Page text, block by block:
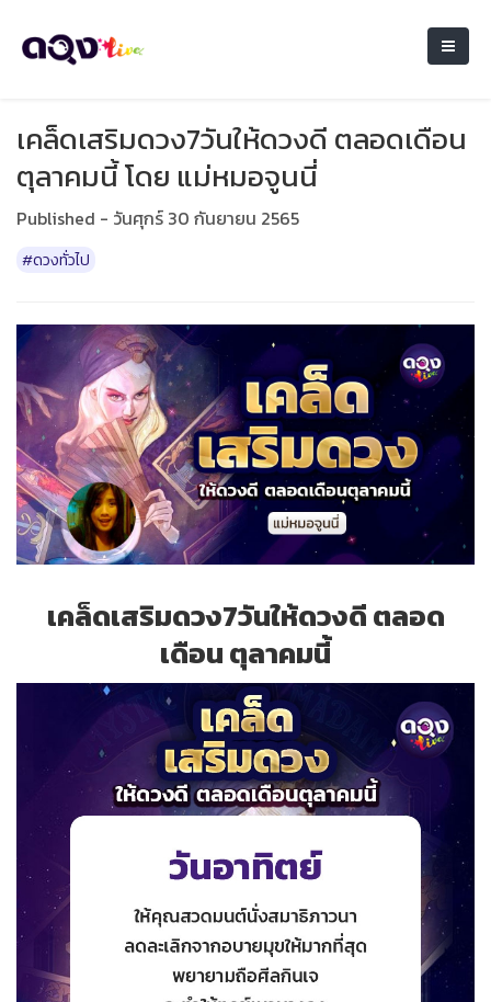
เคล็ดเสริมดวง7วันให้ดวงดี ตลอดเดือน
ตุลาคมนี้ โดย แม่หมอจูนนี่
Published - วันศุกร์ 30 กันยายน 2565
#ดวงทั่วไป
เคล็ดเสริมดวง7วันให้ดวงดี ตลอด
เดือน ตุลาคมนี้